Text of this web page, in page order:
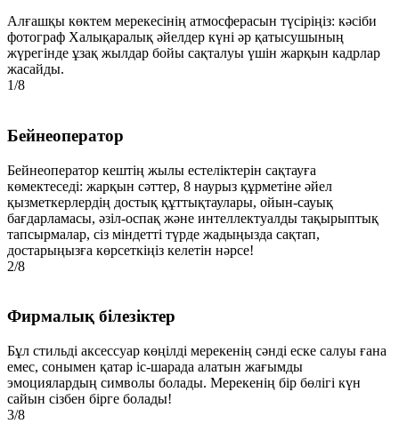
Алғашқы көктем мерекесінің атмосферасын түсіріңіз: кәсіби
фотограф Халықаралық әйелдер күні әр қатысушының
жүрегінде ұзақ жылдар бойы сақталуы үшін жарқын кадрлар
жасайды.
1/8
Бейнеоператор
Бейнеоператор кештің жылы естеліктерін сақтауға
көмектеседі: жарқын сәттер, 8 наурыз құрметіне әйел
қызметкерлердің достық құттықтаулары, ойын-сауық
бағдарламасы, әзіл-оспақ және интеллектуалды тақырыптық
тапсырмалар, сіз міндетті түрде жадыңызда сақтап,
достарыңызға көрсеткіңіз келетін нәрсе!
2/8
Фирмалық білезіктер
Бұл стильді аксессуар көңілді мерекенің сәнді еске салуы ғана
емес, сонымен қатар іс-шарада алатын жағымды
эмоциялардың символы болады. Мерекенің бір бөлігі күн
сайын сізбен бірге болады!
3/8